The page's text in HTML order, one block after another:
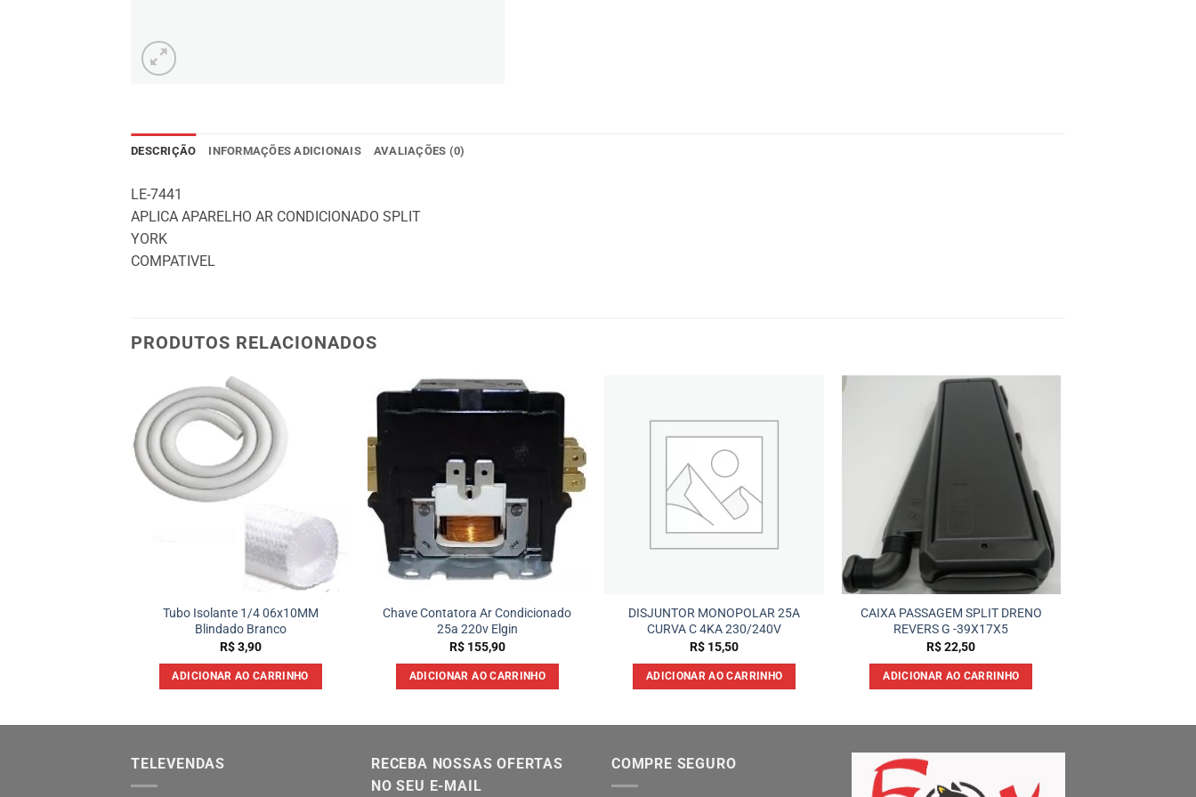
DESCRIÇÃO INFORMAÇÕES ADICIONAIS AVALIAÇÕES (0)
LE-7441
APLICA APARELHO AR CONDICIONADO SPLIT
YORK
COMPATIVEL
PRODUTOS RELACIONADOS
Tubo Isolante 1/4 06x10MM
Blindado Branco
R$3,90
ADICIONAR AO CARRINHO
Chave Contatora Ar Condicionado
25a 220v Elgin
R$155,90
ADICIONAR AO CARRINHO
DISJUNTOR MONOPOLAR 25A
CURVA C 4KA 230/240V
R$ 15,50
ADICIONAR AO CARRINHO
CAIXA PASSAGEM SPLIT DRENO
REVERS G -39X17X5
R$22,50
ADICIONAR AO CARRINHO
TELEVENDAS
RECEBA NOSSAS OFERTAS
NO SEU E-MAIL
COMPRE SEGURO